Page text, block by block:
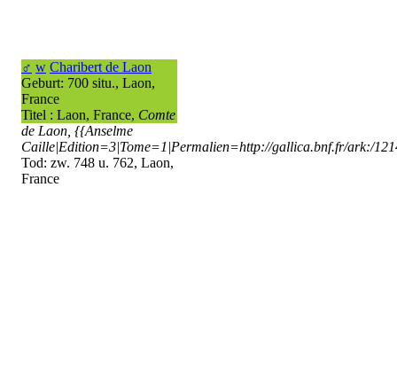
♂ w Charibert de Laon
Geburt: 700 situ., Laon,
France
Titel : Laon, France, Comte
de Laon, {{Anselme
Caille|Edition=3|Tome=1|Permalien=http://gallica.bnf.fr/ark:/
Tod: zw. 748 u. 762, Laon,
France